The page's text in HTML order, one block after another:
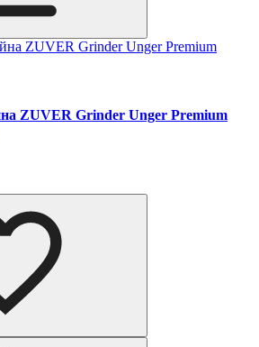
ZUVER Grinder Unger Premium